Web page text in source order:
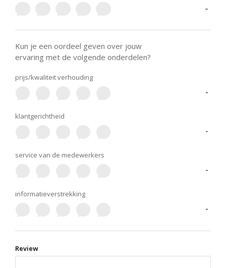
-
Kun je een oordeel geven over jouw
ervaring met de volgende onderdelen?
prijs/kwaliteit verhouding
-
klantgerichtheid
-
service van de medewerkers
-
informatieverstrekking
-
Review